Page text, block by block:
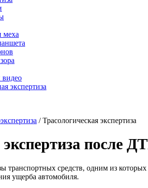
меха
видео
экспертиза
/Трасологическая экспертиза
после
средств, одним из которых
ущерба автомобиля.